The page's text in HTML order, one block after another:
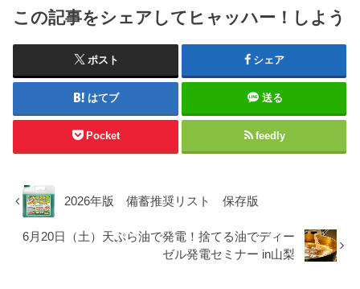
この記事をシェアしてヒャッハー！しよう
ポスト シェア
はてブ 送る
Pocket feedly
2026年版 備蓄推奨リスト 保存版
6月20日（土）天ぷら油で発電！捨てる油でディー
ゼル発電セミナー in山梨